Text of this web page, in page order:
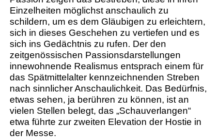
Einzelheiten möglichst anschaulich zu
schildern, um es dem Gläubigen zu erleichtern,
sich in dieses Geschehen zu vertiefen und es
sich ins Gedächtnis zu rufen. Der den
zeitgenössischen Passionsdarstellungen
innewohnende Realismus entsprach einem für
das Spätmittelalter kennzeichnenden Streben
nach sinnlicher Anschaulichkeit. Das Bedürfnis,
etwas sehen, ja berühren zu können, ist an
vielen Stellen belegt, das „Schauverlangen“
etwa führte zur zweiten Elevation der Hostie in
der Messe.